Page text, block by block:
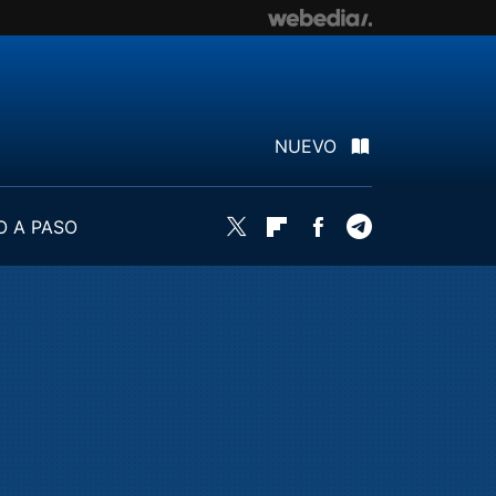
NUEVO
A PASO
Twitter FlipboardFacebook